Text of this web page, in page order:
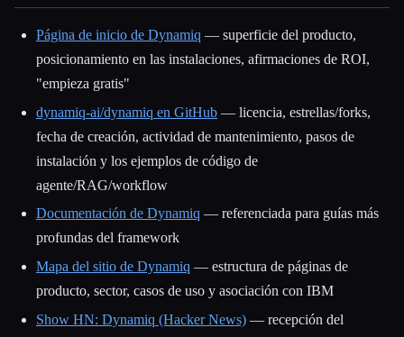
Página de inicio de Dynamiq — superficie del producto,
posicionamiento en las instalaciones, afirmaciones de ROI,
"empieza gratis"
dynamiq-ai/dynamiq en GitHub — licencia, estrellas/forks,
fecha de creación, actividad de mantenimiento, pasos de
instalación y los ejemplos de código de
agente/RAG/workflow
Documentación de Dynamiq — referenciada para guías más
profundas del framework
Mapa del sitio de Dynamiq — estructura de páginas de
producto, sector, casos de uso y asociación con IBM
Show HN: Dynamiq (Hacker News) — recepción del